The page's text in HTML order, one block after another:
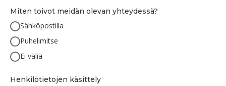
Miten toivot meidän olevan yhteydessä?
Sähköpostilla
Puhelimitse
Ei väliä
Henkilötietojen käsittely